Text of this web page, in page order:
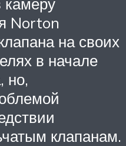
Norton
на своих
в начале
но,
клапанам.